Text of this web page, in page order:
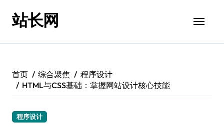
站长网
首页 综合聚焦
程序设计
HTML与CSS基础：掌握网站设计核心技能
程序设计